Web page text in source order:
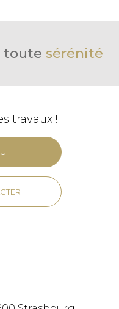
toute sérénité
travaux !